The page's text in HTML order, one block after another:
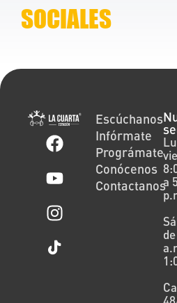
SOCIALES
Escúchanos
Infórmate
Prográmate
Conócenos
Contactanosa